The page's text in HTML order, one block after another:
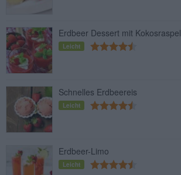
Erdbeer Dessert mit Kokosraspel
Leicht
Schnelles Erdbeereis
Leicht
Erdbeer-Limo
Leicht